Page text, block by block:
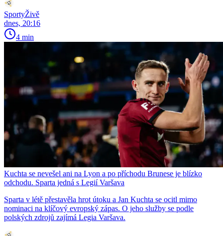
SportyŽivě
dnes, 20:16
4 min
Kuchta se nevešel ani na Lyon a po příchodu Brunese je blízko
odchodu. Sparta jedná s Legií Varšava
Sparta v létě přestavěla hrot útoku a Jan Kuchta se ocitl mimo
nominaci na klíčový evropský zápas. O jeho služby se podle
polských zdrojů zajímá Legia Varšava.